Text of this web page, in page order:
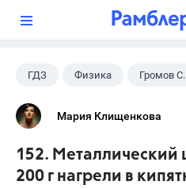
ГДЗ Физика Громов
Мария Клищенкова
152. Металлический
200 г нагрели в